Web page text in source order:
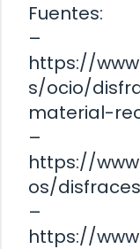
Fuentes:
–
https://
s/ocio/
material-
–
https://
os/
–
https://